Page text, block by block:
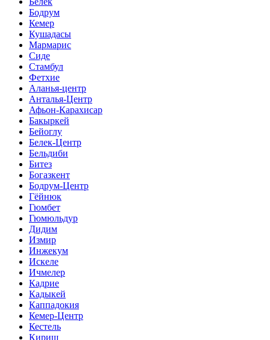
Бодрум
Кемер
Кушадасы
Мармарис
Сиде
Стамбул
Фетхие
Аланья-центр
Анталья-Центр
Афьон-Карахисар
Бакыркей
Бейоглу
Белек-Центр
Бельдиби
Битез
Богазкент
Бодрум-Центр
Гёйнюк
Гюмбет
Гюмюльдур
Дидим
Измир
Инжекум
Искеле
Ичмелер
Кадрие
Кадыкей
Каппадокия
Кемер-Центр
Кестель
Кириш